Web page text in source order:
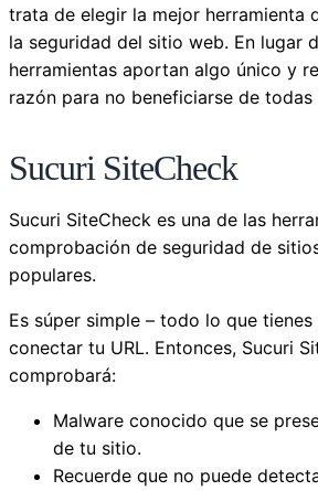
trata de elegir la mejor herramienta
la seguridad del sitio web. En lugar
herramientas aportan algo único y
razón para no beneficiarse de todas
Sucuri SiteCheck
Sucuri SiteCheck es una de las
comprobación de seguridad de
populares.
Es súper simple – todo lo que tienes
conectar tu URL. Entonces, Sucuri
comprobará:
Malware conocido que se
de tu sitio.
Recuerde que no puede